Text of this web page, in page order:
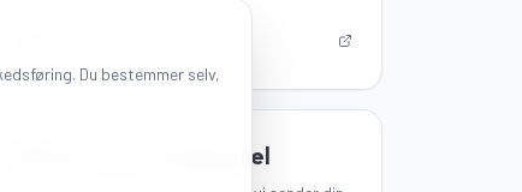
Send en forespørgsel
Du bestemmer selv,